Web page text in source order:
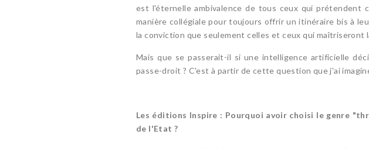
est l'éternelle ambivalence de tous ceux qui prétendent
manière collégiale pour toujours offrir un itinéraire bis à
la conviction que seulement celles et ceux qui maîtriseront
Mais que se passerait-il si une intelligence artificielle
passe-droit ? C'est à partir de cette question que j'ai
Les éditions Inspire : Pourquoi avoir choisi le genre
de l'Etat ?